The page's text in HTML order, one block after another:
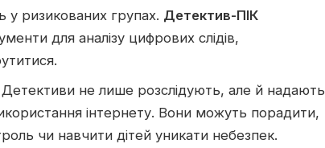
у ризикованих групах. Детектив-ПІК
для аналізу цифрових слідів,
Детективи не лише розслідують, але й надають
інтернету. Вони можуть порадити,
чи навчити дітей уникати небезпек.